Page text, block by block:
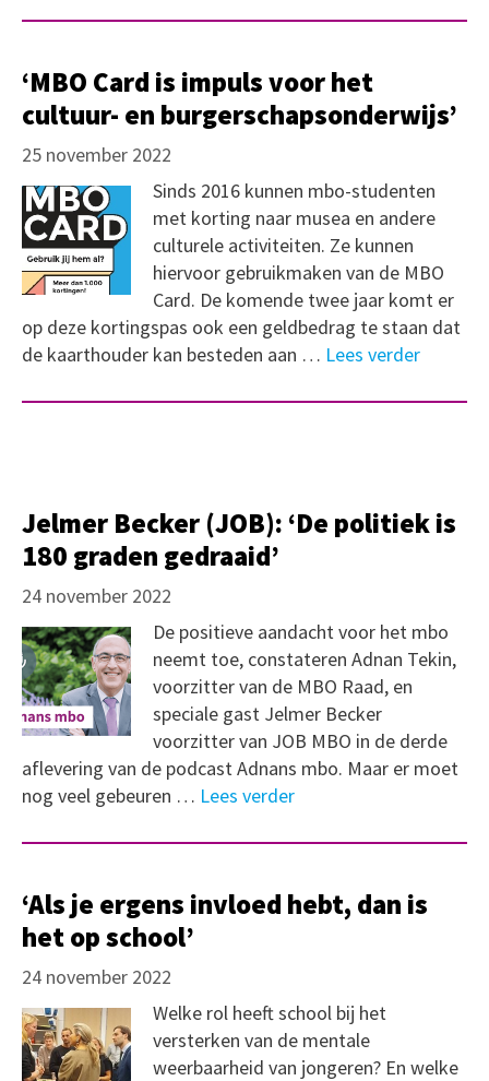
‘MBO Card is impuls voor het
cultuur- en burgerschapsonderwijs’
25 november 2022
Sinds 2016 kunnen mbo-studenten
met korting naar musea en andere
culturele activiteiten. Ze kunnen
hiervoor gebruikmaken van de MBO
Card. De komende twee jaar komt er
op deze kortingspas ook een geldbedrag te staan dat
de kaarthouder kan besteden aan … Lees verder
Jelmer Becker (JOB): ‘De politiek is
180 graden gedraaid’
24 november 2022
De positieve aandacht voor het mbo
neemt toe, constateren Adnan Tekin,
voorzitter van de MBO Raad, en
speciale gast Jelmer Becker
voorzitter van JOB MBO in de derde
aflevering van de podcast Adnans mbo. Maar er moet
nog veel gebeuren … Lees verder
‘Als je ergens invloed hebt, dan is
het op school’
24 november 2022
Welke rol heeft school bij het
versterken van de mentale
weerbaarheid van jongeren? En welke